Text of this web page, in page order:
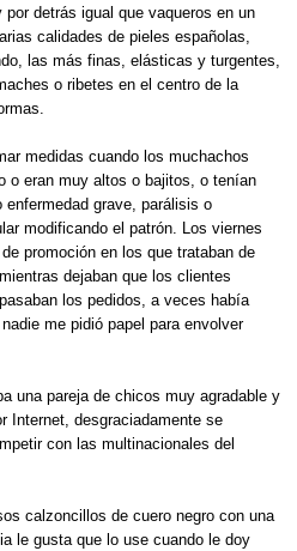
detrás igual que vaqueros en un
calidades de pieles españolas,
las más finas, elásticas y turgentes,
o ribetes en el centro de la
medidas cuando los muchachos
o eran muy altos o bajitos, o tenían
grave, parálisis o
modificando el patrón. Los viernes
promoción en los que trataban de
dejaban que los clientes
los pedidos, a veces había
me pidió papel para envolver
una pareja de chicos muy agradable y
Internet, desgraciadamente se
con las multinacionales del
calzoncillos de cuero negro con una
le gusta que lo use cuando le doy